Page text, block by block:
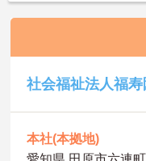
社会福祉法人福
本社(本拠地)